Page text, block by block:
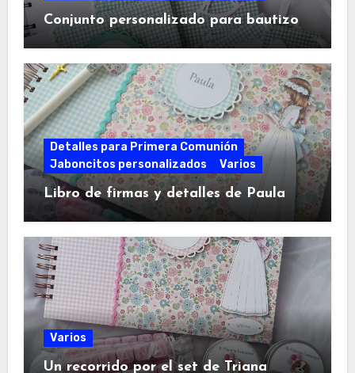
Conjunto personalizado para bautizo
Detalles para Primera Comunión
Jaboncitos personalizados
Varios
Libro de firmas y detalles de Paula
Varios
Un recorrido por el set de Triana